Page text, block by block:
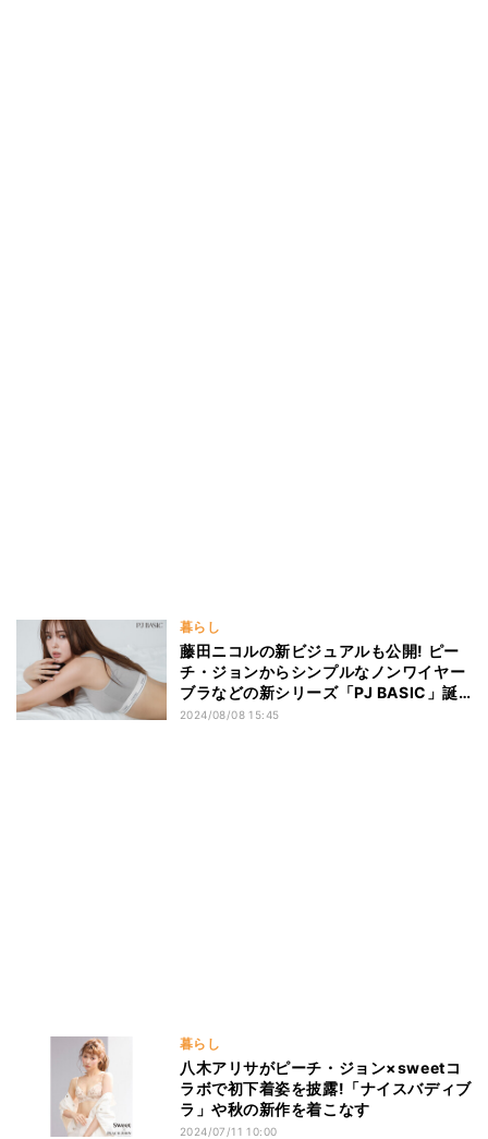
暮らし
藤田ニコルの新ビジュアルも公開! ピー
チ・ジョンからシンプルなノンワイヤー
ブラなどの新シリーズ「PJ BASIC」誕
生
2024/08/08 15:45
暮らし
八木アリサがピーチ・ジョン×sweetコ
ラボで初下着姿を披露!「ナイスバディブ
ラ」や秋の新作を着こなす
2024/07/11 10:00